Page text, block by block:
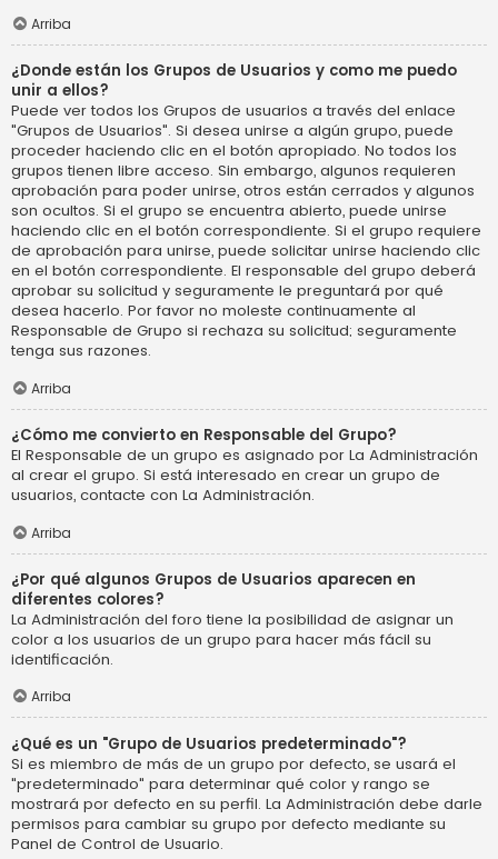
Arriba
¿Donde están los Grupos de Usuarios y como me puedo
unir a ellos?
Puede ver todos los Grupos de usuarios a través del enlace
"Grupos de Usuarios". Si desea unirse a algún grupo, puede
proceder haciendo clic en el botón apropiado. No todos los
grupos tienen libre acceso. Sin embargo, algunos requieren
aprobación para poder unirse, otros están cerrados y algunos
son ocultos. Si el grupo se encuentra abierto, puede unirse
haciendo clic en el botón correspondiente. Si el grupo requiere
de aprobación para unirse, puede solicitar unirse haciendo clic
en el botón correspondiente. El responsable del grupo deberá
aprobar su solicitud y seguramente le preguntará por qué
desea hacerlo. Por favor no moleste continuamente al
Responsable de Grupo si rechaza su solicitud; seguramente
tenga sus razones.
Arriba
¿Cómo me convierto en Responsable del Grupo?
El Responsable de un grupo es asignado por La Administración
al crear el grupo. Si está interesado en crear un grupo de
usuarios, contacte con La Administración.
Arriba
¿Por qué algunos Grupos de Usuarios aparecen en
diferentes colores?
La Administración del foro tiene la posibilidad de asignar un
color a los usuarios de un grupo para hacer más fácil su
identificación.
Arriba
¿Qué es un "Grupo de Usuarios predeterminado"?
Si es miembro de más de un grupo por defecto, se usará el
"predeterminado" para determinar qué color y rango se
mostrará por defecto en su perfil. La Administración debe darle
permisos para cambiar su grupo por defecto mediante su
Panel de Control de Usuario.